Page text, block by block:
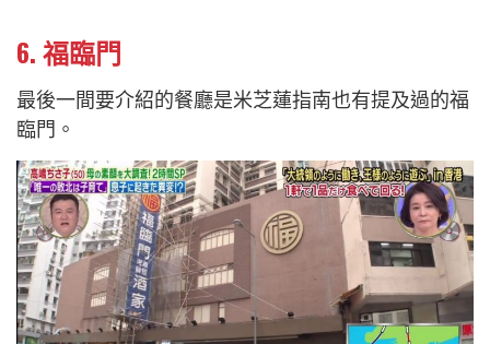
6. 福臨門
最後一間要介紹的餐廳是米芝蓮指南也有提及過的福
臨門。